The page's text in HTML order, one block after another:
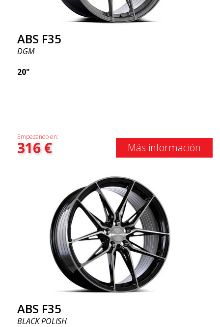
ABS F35
DGM
20"
Empezando en:
316€ Más información
ABS F35
BLACK POLISH